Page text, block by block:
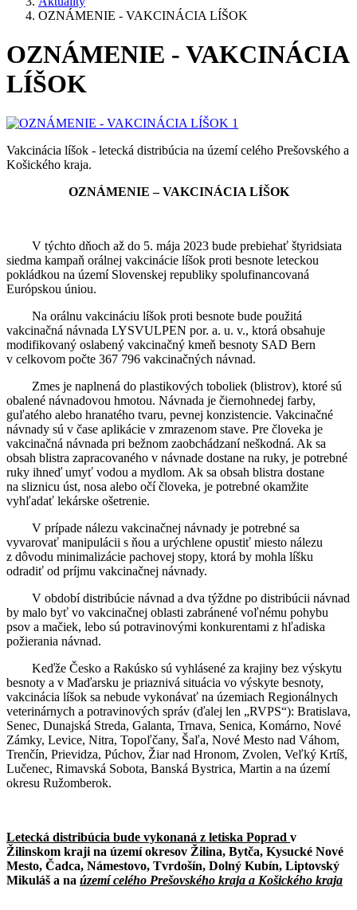
OZNÁMENIE - VAKCINÁCIA LÍŠOK
OZNÁMENIE - VAKCINÁCIA
LÍŠOK
Vakcinácia líšok - letecká distribúcia na území celého Prešovského a
Košického kraja.
OZNÁMENIE – VAKCINÁCIA LÍŠOK
V týchto dňoch až do 5. mája 2023 bude prebiehať štyridsiata
siedma kampaň orálnej vakcinácie líšok proti besnote leteckou
pokládkou na území Slovenskej republiky spolufinancovaná
Európskou úniou.
Na orálnu vakcináciu líšok proti besnote bude použitá
vakcinačná návnada LYSVULPEN por. a. u. v., ktorá obsahuje
modifikovaný oslabený vakcinačný kmeň besnoty SAD Bern
v celkovom počte 367 796 vakcinačných návnad.
Zmes je naplnená do plastikových toboliek (blistrov), ktoré sú
obalené návnadovou hmotou. Návnada je čiernohnedej farby,
guľatého alebo hranatého tvaru, pevnej konzistencie. Vakcinačné
návnady sú v čase aplikácie v zmrazenom stave. Pre človeka je
vakcinačná návnada pri bežnom zaobchádzaní neškodná. Ak sa
obsah blistra zapracovaného v návnade dostane na ruky, je potrebné
ruky ihneď umyť vodou a mydlom. Ak sa obsah blistra dostane
na sliznicu úst, nosa alebo očí človeka, je potrebné okamžite
vyhľadať lekárske ošetrenie.
V prípade nálezu vakcinačnej návnady je potrebné sa
vyvarovať manipulácii s ňou a urýchlene opustiť miesto nálezu
z dôvodu minimalizácie pachovej stopy, ktorá by mohla líšku
odradiť od príjmu vakcinačnej návnady.
V období distribúcie návnad a dva týždne po distribúcii návnad
by malo byť vo vakcinačnej oblasti zabránené voľnému pohybu
psov a mačiek, lebo sú potravinovými konkurentami z hľadiska
požierania návnad.
Keďže Česko a Rakúsko sú vyhlásené za krajiny bez výskytu
besnoty a v Maďarsku je priaznivá situácia vo výskyte besnoty,
vakcinácia líšok sa nebude vykonávať na územiach Regionálnych
veterinárnych a potravinových správ (ďalej len „RVPS“): Bratislava,
Senec, Dunajská Streda, Galanta, Trnava, Senica, Komárno, Nové
Zámky, Levice, Nitra, Topoľčany, Šaľa, Nové Mesto nad Váhom,
Trenčín, Prievidza, Púchov, Žiar nad Hronom, Zvolen, Veľký Krtíš,
Lučenec, Rimavská Sobota, Banská Bystrica, Martin a na území
okresu Ružomberok.
Letecká distribúcia bude vykonaná z letiska Poprad v
Žilinskom kraji na území okresov Žilina, Bytča, Kysucké Nové
Mesto, Čadca, Námestovo, Tvrdošín, Dolný Kubín, Liptovský
Mikuláš a na území celého Prešovského kraja a Košického kraja